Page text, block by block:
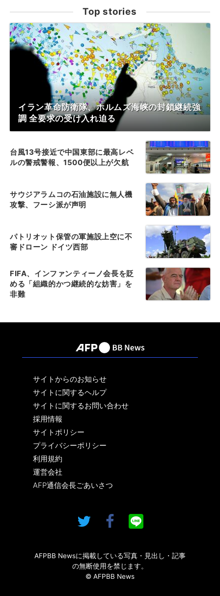
Top stories
イラン革命防衛隊、ホルムズ海峡の封鎖継続強
調 全要求の受け入れ迫る
台風13号接近で中国東部に最高レベ
ルの警戒警報、1500便以上が欠航
サウジアラムコの石油施設に無人機
攻撃、フーシ派が声明
パトリオット保管の軍施設上空に不
審ドローン ドイツ西部
FIFA、インファンティーノ会長を貶
める「組織的かつ継続的な妨害」を
非難
サイトからのお知らせ
サイトに関するヘルプ
サイトに関するお問い合わせ
採用情報
サイトポリシー
プライバシーポリシー
利用規約
運営会社
AFP通信会長ごあいさつ
AFPBB Newsに掲載している写真・見出し・記事
の無断使用を禁じます。
© AFPBB News